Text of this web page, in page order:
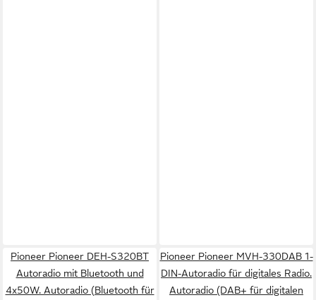
Pioneer Pioneer DEH-S320BT
Autoradio mit Bluetooth und
4x50W. Autoradio (Bluetooth für
Pioneer Pioneer MVH-330DAB 1-
DIN-Autoradio für digitales Radio.
Autoradio (DAB+ für digitalen